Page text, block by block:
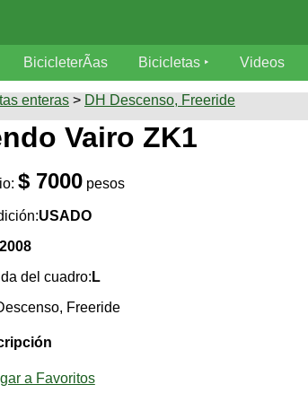
BicicleterÃ­as Bicicletas Videos
enteras > DH Descenso, Freeride
Vairo ZK1
$ 7000pesos
USADO
2008
del cuadro: L
Freeride
a Favoritos